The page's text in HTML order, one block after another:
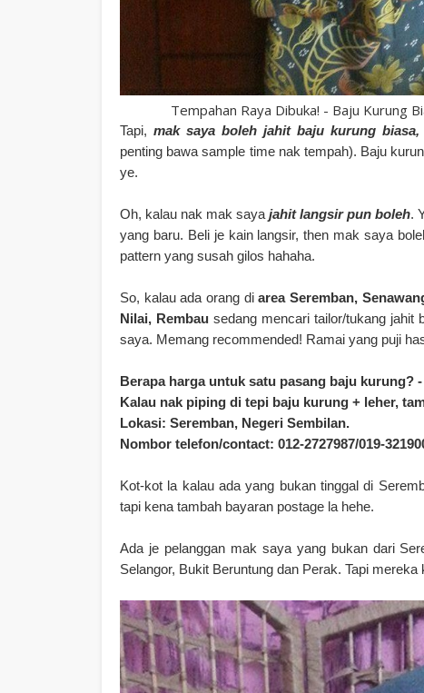
Tempahan Raya Dibuka! - Baju Kurung
Tapi, mak saya boleh jahit baju kurung
penting bawa sample time nak tempah). Baju
ye.
Oh, kalau nak mak sayajahit langsir pun boleh.
yang baru. Beli je kain langsir, then mak saya
pattern yang susah gilos hahaha.
So, kalau ada orang diarea Seremban,
Nilai, Rembausedang mencari tailor/tukang jahit
saya. Memang recommended! Ramai yang puji
Berapa harga untuk satu pasang baju kurung? -
Kalau nak piping di tepi baju kurung + leher,
Lokasi: Seremban, Negeri Sembilan.
Nombor telefon/contact: 012-2727987/019-
Kot-kot la kalau ada yang bukan tinggal di
tapi kena tambah bayaran postage la hehe.
Ada je pelanggan mak saya yang bukan dari
Selangor, Bukit Beruntung dan Perak. Tapi